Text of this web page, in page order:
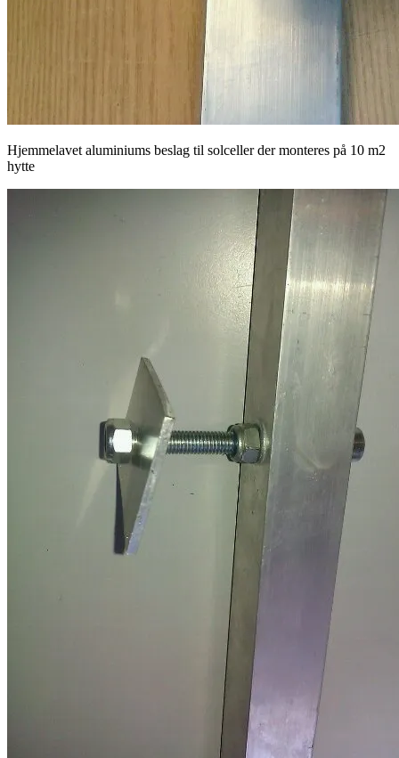
Hjemmelavet aluminiums beslag til solceller der monteres på 10 m2
hytte